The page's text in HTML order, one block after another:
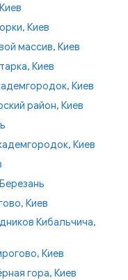
Киев
массив, Киев
Киев
Киев
район, Киев
Киев
Киев
Кибальчича,
Киев
гора, Киев